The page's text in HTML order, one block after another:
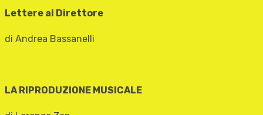
Lettere al Direttore
di Andrea Bassanelli
LA RIPRODUZIONE MUSICALE